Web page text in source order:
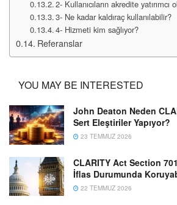
2- Kullanıcıların akredite
3- Ne kadar kaldıraç kullanılabilir?
4- Hizmeti kim sağlıyor?
Referanslar
YOU MAY BE INTERESTED
John Deaton Neden
Sert Eleştiriler Yapıyor?
23 TEMMUZ 2026
CLARITY Act Section 701
İflas Durumunda
22 TEMMUZ 2026